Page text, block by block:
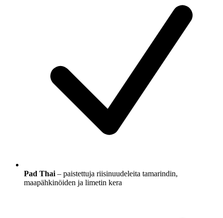
Pad Thai – paistettuja riisinuudeleita tamarindin,
maapähkinöiden ja limetin kera